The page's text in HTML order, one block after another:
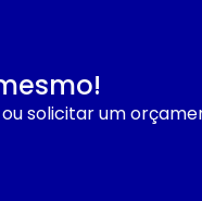
solicitar um